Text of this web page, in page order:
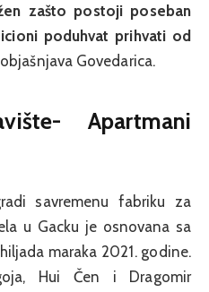
zašto postoji poseban
poduhvat prihvati od
Govedarica.
Apartmani
savremenu fabriku za
u Gacku je osnovana sa
maraka 2021. godine.
Hui Čen i Dragomir